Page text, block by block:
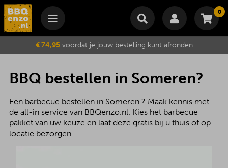
0
Winkelmand
Je winkelwagen is momenteel leeg.
Subtotaal €
Wijzig winkelmand
€ 74,95voordat je jouw bestelling kunt afronden
BBQ bestellen in Someren?
Een barbecue bestellen in Someren ? Maak kennis met
de all-in service van BBQenzo.nl. Kies het barbecue
pakket van uw keuze en laat deze gratis bij u thuis of op
locatie bezorgen.